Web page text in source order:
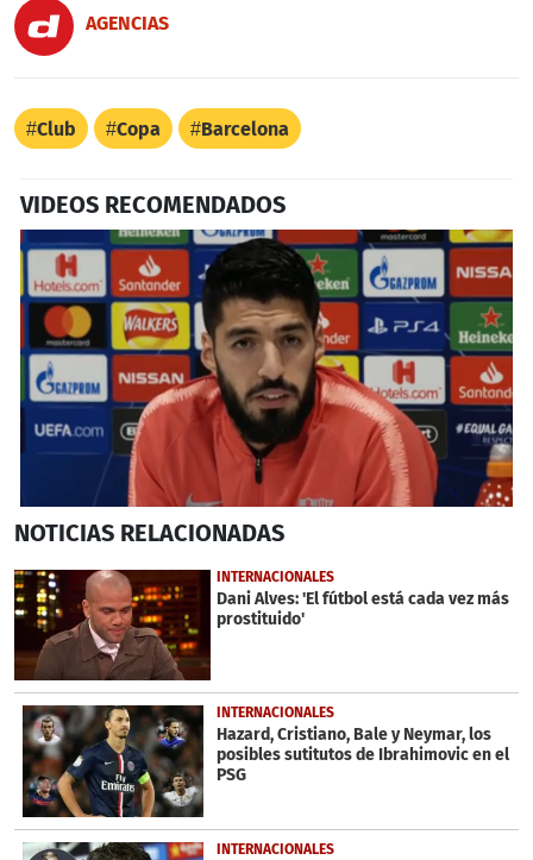
AGENCIAS
Club Copa Barcelona
VIDEOS RECOMENDADOS
second
1
minute,
15
seconds
NOTICIAS RELACIONADAS
INTERNACIONALES
Dani Alves: 'El fútbol está cada vez más
prostituido'
INTERNACIONALES
Hazard, Cristiano, Bale y Neymar, los
posibles sutitutos de Ibrahimovic en el
PSG
INTERNACIONALES